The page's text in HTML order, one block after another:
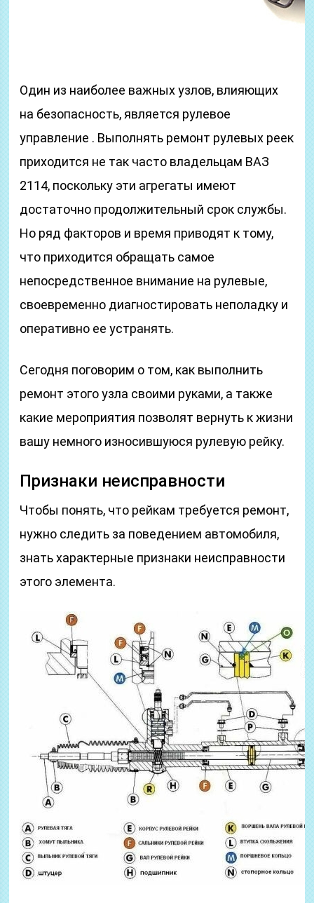
Один из наиболее важных узлов, влияющих
на безопасность, является рулевое
управление . Выполнять ремонт рулевых реек
приходится не так часто владельцам ВАЗ
2114, поскольку эти агрегаты имеют
достаточно продолжительный срок службы.
Но ряд факторов и время приводят к тому,
что приходится обращать самое
непосредственное внимание на рулевые,
своевременно диагностировать неполадку и
оперативно ее устранять.
Сегодня поговорим о том, как выполнить
ремонт этого узла своими руками, а также
какие мероприятия позволят вернуть к жизни
вашу немного износившуюся рулевую рейку.
Признаки неисправности
Чтобы понять, что рейкам требуется ремонт,
нужно следить за поведением автомобиля,
знать характерные признаки неисправности
этого элемента.